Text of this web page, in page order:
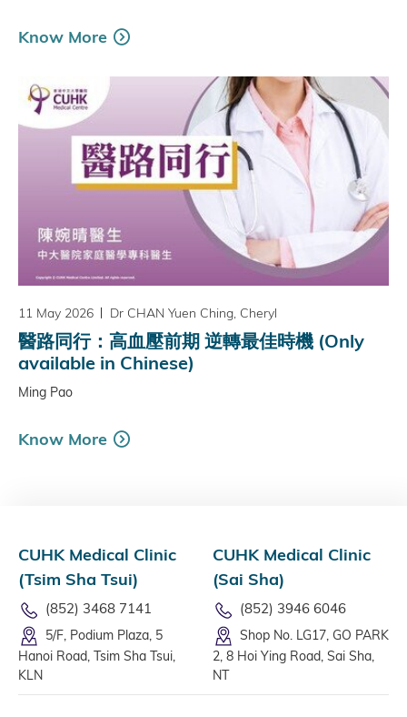
Know More
11 May 2026 Dr CHAN Yuen Ching, Cheryl
醫路同行：高血壓前期 逆轉最佳時機 (Only
available in Chinese)
Ming Pao
Know More
CUHK Medical Clinic
(Tsim Sha Tsui)
(852) 3468 7141
5/F, Podium Plaza, 5
Hanoi Road, Tsim Sha Tsui,
KLN
CUHK Medical Clinic
(Sai Sha)
(852) 3946 6046
Shop No. LG17, GO PARK
2, 8 Hoi Ying Road, Sai Sha,
NT